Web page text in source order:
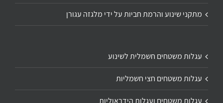
מתקני שינוע והרמת חביות על ידי מלגזה עגורן
עגלות משטחים חשמלית לשינוע
עגלות משטחים חצי חשמליות
עגלות משטחים ועגלות הידראוליות